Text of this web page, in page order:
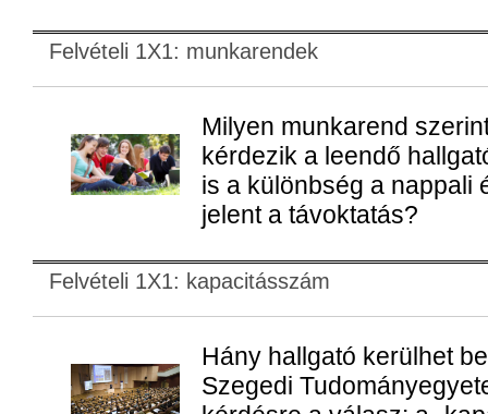
Felvételi 1X1: munkarendek
Milyen munkarend
kérdezik a leendő
is a különbség a nappali
jelent a távoktatás?
Felvételi 1X1: kapacitásszám
Hány hallgató kerülhet
Szegedi